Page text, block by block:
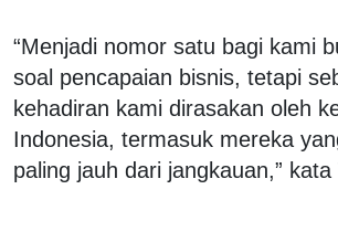
“Menjadi nomor satu bagi kami
soal pencapaian bisnis, tetapi
kehadiran kami dirasakan oleh
Indonesia, termasuk mereka
paling jauh dari jangkauan,” kata